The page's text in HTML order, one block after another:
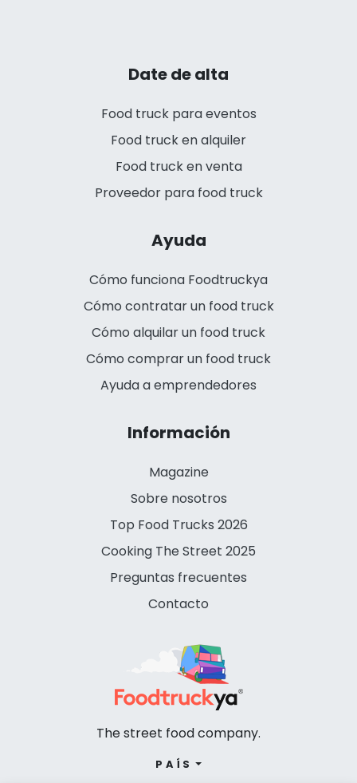
Date de alta
Food truck para eventos
Food truck en alquiler
Food truck en venta
Proveedor para food truck
Ayuda
Cómo funciona Foodtruckya
Cómo contratar un food truck
Cómo alquilar un food truck
Cómo comprar un food truck
Ayuda a emprendedores
Información
Magazine
Sobre nosotros
Top Food Trucks 2026
Cooking The Street 2025
Preguntas frecuentes
Contacto
The street food company.
PAÍS